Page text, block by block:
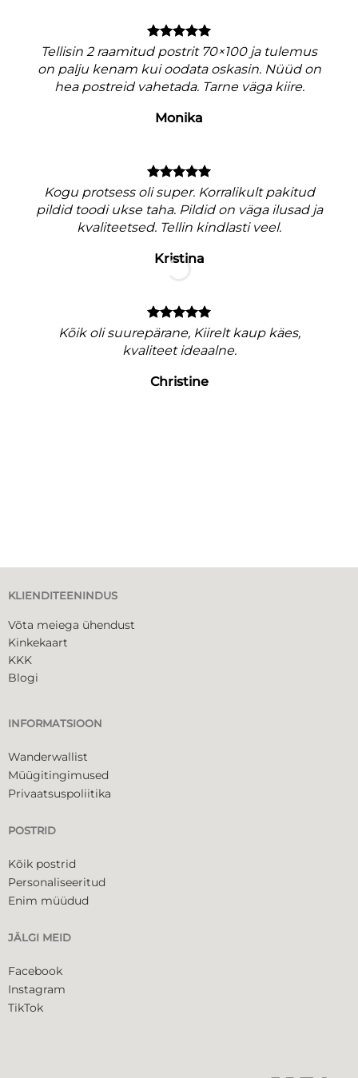
Tellisin 2 raamitud postrit 70×100 ja tulemus
on palju kenam kui oodata oskasin. Nüüd on
hea postreid vahetada. Tarne väga kiire.
Monika
Kogu protsess oli super. Korralikult pakitud
pildid toodi ukse taha. Pildid on väga ilusad ja
kvaliteetsed. Tellin kindlasti veel.
Kristina
Kõik oli suurepärane, Kiirelt kaup käes,
kvaliteet ideaalne.
Christine
KLIENDITEENINDUS
Võta meiega ühendust
Kinkekaart
KKK
Blogi
INFORMATSIOON
Wanderwallist
Müügitingimused
Privaatsuspoliitika
POSTRID
Kõik postrid
Personaliseeritud
Enim müüdud
JÄLGI MEID
Facebook
Instagram
TikTok